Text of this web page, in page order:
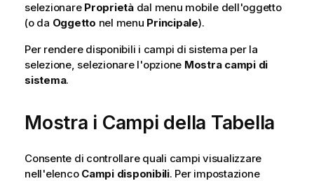
selezionare Proprietàdal menu mobile dell'oggetto
(o da Oggetto nel menu Principale).
Per rendere disponibili i campi di sistema per la
selezione, selezionare l'opzione Mostra campi di
sistema.
Mostra i Campi della Tabella
Consente di controllare quali campi visualizzare
nell'elenco Campi disponibili. Per impostazione